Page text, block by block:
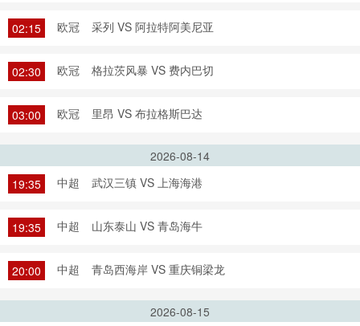
02:15 欧冠 采列 VS 阿拉特阿美尼亚
02:30 欧冠 格拉茨风暴 VS 费内巴切
03:00 欧冠 里昂 VS 布拉格斯巴达
2026-08-14
19:35
中超 武汉三镇 VS 上海海港
19:35 中超 山东泰山 VS 青岛海牛
20:00 中超 青岛西海岸 VS 重庆铜梁龙
2026-08-15